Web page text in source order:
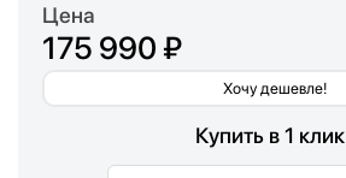
Цена
175 990 ₽
Хочу дешевле!
Купить в 1 клик